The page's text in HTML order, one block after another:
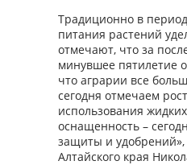
Традиционно в
питания растений
отмечают, что за
минувшее пятилетие
что аграрии все
сегодня отмечаем
использования
оснащенность –
защиты и удобрений»,
Алтайского края